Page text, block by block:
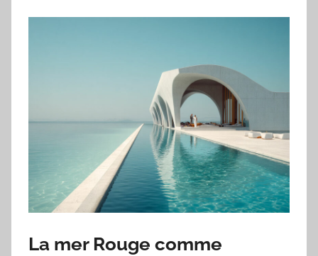
La mer Rouge comme